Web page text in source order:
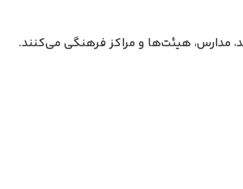
مدارس، هیئت‌ها و مراکز فرهنگی می‌کنند.